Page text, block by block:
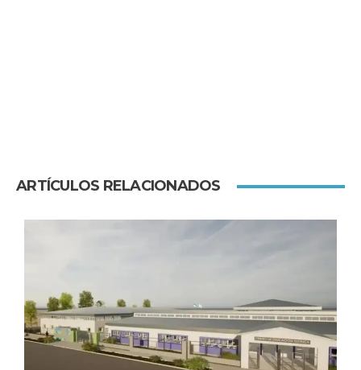
ARTÍCULOS RELACIONADOS